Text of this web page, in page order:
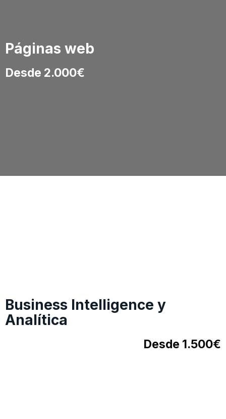
Páginas web
Desde 2.000€
Business Intelligence y
Analítica
Desde 1.500€